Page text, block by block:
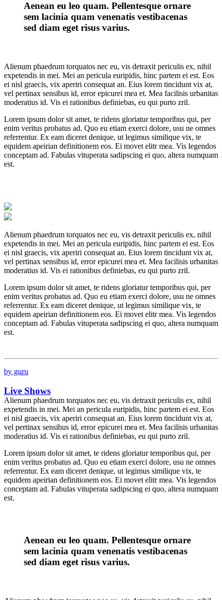
Aenean eu leo quam. Pellentesque ornare
sem lacinia quam venenatis vestibacenas
sed diam eget risus varius.
Alienum phaedrum torquatos nec eu, vis detraxit periculis ex, nihil
expetendis in mei. Mei an pericula euripidis, hinc partem ei est. Eos
ei nisl graecis, vix aperiri consequat an. Eius lorem tincidunt vix at,
vel pertinax sensibus id, error epicurei mea et. Mea facilisis urbanitas
moderatius id. Vis ei rationibus definiebas, eu qui purto zril.
Lorem ipsum dolor sit amet, te ridens gloriatur temporibus qui, per
enim veritus probatus ad. Quo eu etiam exerci dolore, usu ne omnes
referrentur. Ex eam diceret denique, ut legimus similique vix, te
equidem apeirian definitionem eos. Ei movet elitr mea. Vis legendos
conceptam ad. Fabulas vituperata sadipscing ei quo, altera numquam
est.
Alienum phaedrum torquatos nec eu, vis detraxit periculis ex, nihil
expetendis in mei. Mei an pericula euripidis, hinc partem ei est. Eos
ei nisl graecis, vix aperiri consequat an. Eius lorem tincidunt vix at,
vel pertinax sensibus id, error epicurei mea et. Mea facilisis urbanitas
moderatius id. Vis ei rationibus definiebas, eu qui purto zril.
Lorem ipsum dolor sit amet, te ridens gloriatur temporibus qui, per
enim veritus probatus ad. Quo eu etiam exerci dolore, usu ne omnes
referrentur. Ex eam diceret denique, ut legimus similique vix, te
equidem apeirian definitionem eos. Ei movet elitr mea. Vis legendos
conceptam ad. Fabulas vituperata sadipscing ei quo, altera numquam
est.
by guru
Live Shows
Alienum phaedrum torquatos nec eu, vis detraxit periculis ex, nihil
expetendis in mei. Mei an pericula euripidis, hinc partem ei est. Eos
ei nisl graecis, vix aperiri consequat an. Eius lorem tincidunt vix at,
vel pertinax sensibus id, error epicurei mea et. Mea facilisis urbanitas
moderatius id. Vis ei rationibus definiebas, eu qui purto zril.
Lorem ipsum dolor sit amet, te ridens gloriatur temporibus qui, per
enim veritus probatus ad. Quo eu etiam exerci dolore, usu ne omnes
referrentur. Ex eam diceret denique, ut legimus similique vix, te
equidem apeirian definitionem eos. Ei movet elitr mea. Vis legendos
conceptam ad. Fabulas vituperata sadipscing ei quo, altera numquam
est.
Aenean eu leo quam. Pellentesque ornare
sem lacinia quam venenatis vestibacenas
sed diam eget risus varius.